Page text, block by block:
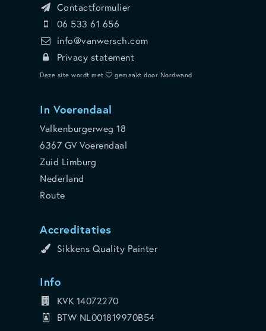
Contactformulier
06 533 61 656
info@vanwersch.com
Privacy statement
Deze site wordt met gemaakt door Nordwand
In Voerendaal
Valkenburgerweg 18
6367 GV Voerendaal
Zuid Limburg
Nederland
Route
Accreditaties
Sikkens Quality Painter
Info
KVK 14072270
BTW NL001819970B54